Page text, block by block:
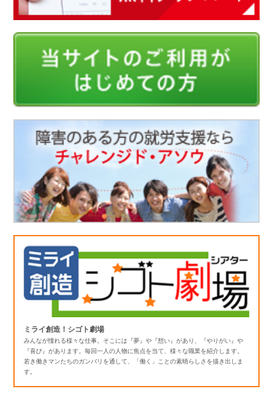
ミライ創造！シゴト劇場
みんなが憧れる様々な仕事。そこには『夢』や『想い』があり、『やりがい』や
『喜び』があります。毎回一人の人物に焦点を当て、様々な職業を紹介します。
若き働きマンたちのガンバリを通して、「働く」ことの素晴らしさを描き出しま
す。